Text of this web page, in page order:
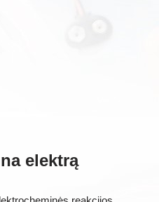
elektrą